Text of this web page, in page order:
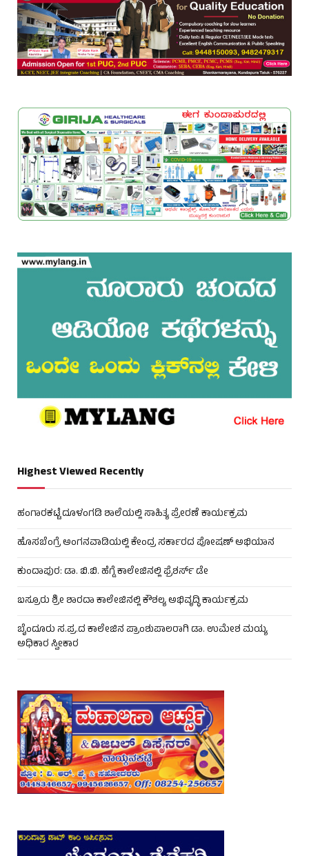
Highest Viewed Recently
ಹಂಗಾರಕಟ್ಟೆ ದೂಳಂಗಡಿ ಶಾಲೆಯಲ್ಲಿ ಸಾಹಿತ್ಯ ಪ್ರೇರಣೆ ಕಾರ್ಯಕ್ರಮ
ಹೊಸಬೆಂಗ್ರೆ ಅಂಗನವಾಡಿಯಲ್ಲಿ ಕೇಂದ್ರ ಸರ್ಕಾರದ ಪೋಷಣ್ ಅಭಿಯಾನ
ಕುಂದಾಪುರ: ಡಾ. ಬಿ.ಬಿ. ಹೆಗ್ಡೆ ಕಾಲೇಜಿನಲ್ಲಿ ಫ್ರೆಶರ್ಸ್ ಡೇ
ಬಸ್ರೂರು ಶ್ರೀ ಶಾರದಾ ಕಾಲೇಜಿನಲ್ಲಿ ಕೌಶಲ್ಯ ಅಭಿವೃದ್ಧಿ ಕಾರ್ಯಕ್ರಮ
ಬೈಂದೂರು ಸ.ಪ್ರ.ದ ಕಾಲೇಜಿನ ಪ್ರಾಂಶುಪಾಲರಾಗಿ ಡಾ. ಉಮೇಶ ಮಯ್ಯ
ಅಧಿಕಾರ ಸ್ವೀಕಾರ